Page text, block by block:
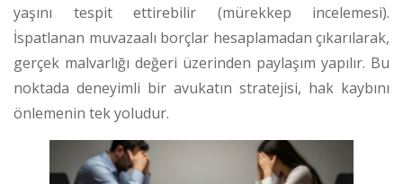
yaşını tespit ettirebilir (mürekkep incelemesi).
İspatlanan muvazaalı borçlar hesaplamadan çıkarılarak,
gerçek malvarlığı değeri üzerinden paylaşım yapılır. Bu
noktada deneyimli bir avukatın stratejisi, hak kaybını
önlemenin tek yoludur.